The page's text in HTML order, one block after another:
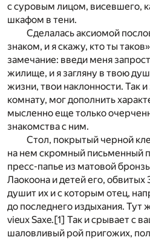
с суровым лицом, висевшего,
шкафом в тени.
Сделалась аксиомой
знаком, и я скажу, кто ты
замечание: введи меня
жилище, и я загляну в твою
жизни, твои наклонности. Так
комнату, мог дополнить
мысленно еще только
знакомства с ним.
Стол, покрытый черной
на нем скромный письменный
пресс-папье из матовой
Лаокоона и детей его,
душит их и с которым отец,
до последнего издыхания. Тут
vieux Saxe. [1] Так и срывает с
шаловливый рой пригожих,